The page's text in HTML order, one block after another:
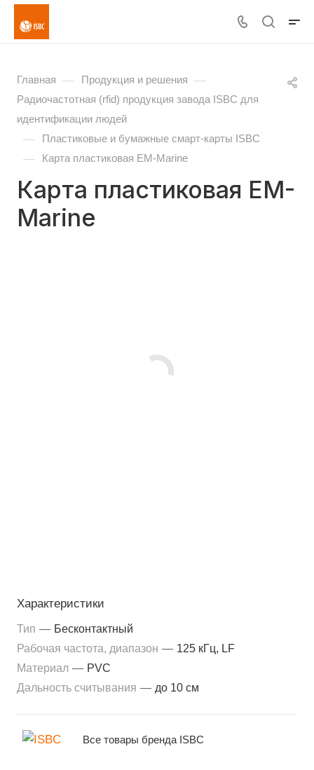
Главная — Продукция и решения —
Радиочастотная (rfid) продукция завода ISBC для
идентификации людей
— Пластиковые и бумажные смарт-карты ISBC
— Карта пластиковая EM-Marine
Карта пластиковая EM-
Marine
Характеристики
Тип — Бесконтактный
Рабочая частота, диапазон — 125 кГц, LF
Материал — PVC
Дальность считывания — до 10 см
Все товары бренда ISBC